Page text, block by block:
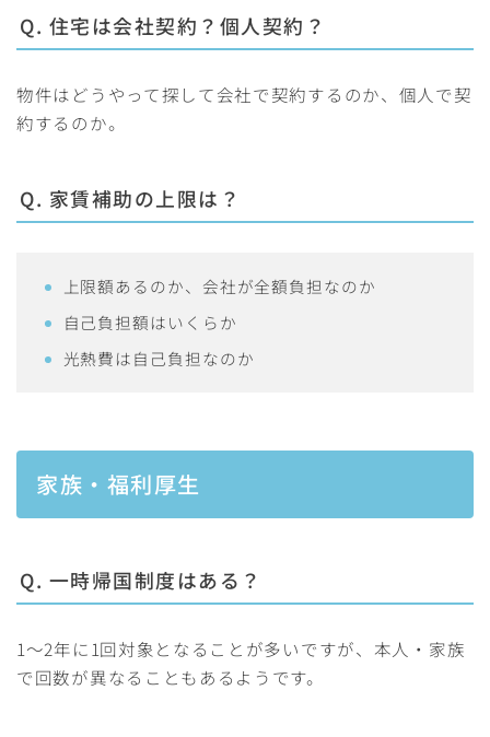
Q. 住宅は会社契約？個人契約？
物件はどうやって探して会社で契約するのか、個人で契
約するのか。
Q. 家賃補助の上限は？
上限額あるのか、会社が全額負担なのか
自己負担額はいくらか
光熱費は自己負担なのか
家族・福利厚生
Q. 一時帰国制度はある？
1～2年に1回対象となることが多いですが、本人・家族
で回数が異なることもあるようです。